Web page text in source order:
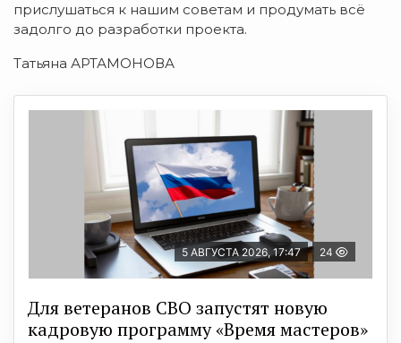
прислушаться к нашим советам и продумать всё
задолго до разработки проекта.
Татьяна АРТАМОНОВА
5 АВГУСТА 2026, 17:47 24
Для ветеранов СВО запустят новую
кадровую программу «Время мастеров»